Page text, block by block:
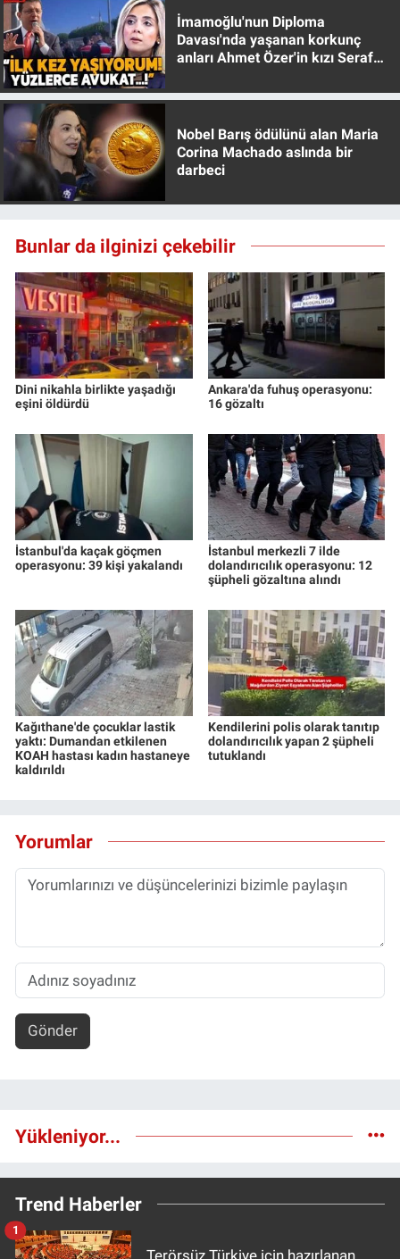
İmamoğlu'nun Diploma
Davası'nda yaşanan korkunç
anları Ahmet Özer'in kızı Seraf
Nobel Barış ödülünü alan Maria
Corina Machado aslında bir
darbeci
Bunlar da ilginizi çekebilir
Dini nikahla birlikte yaşadığı
eşini öldürdü
Ankara'da fuhuş operasyonu:
16 gözaltı
İstanbul'da kaçak göçmen
operasyonu: 39 kişi yakalandı
İstanbul merkezli 7 ilde
dolandırıcılık operasyonu: 12
şüpheli gözaltına alındı
Kağıthane'de çocuklar lastik
yaktı: Dumandan etkilenen
KOAH hastası kadın hastaneye
kaldırıldı
Kendilerini polis olarak tanıtıp
dolandırıcılık yapan 2 şüpheli
tutuklandı
Yorumlar
Gönder
Yükleniyor...
Trend Haberler
Terörsüz Türkiye için hazırlanan
1